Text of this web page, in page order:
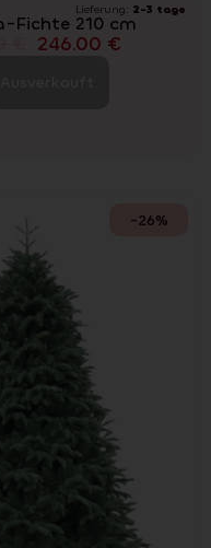
Lieferung: 2-3 tage
Fichte 210 cm
246.00 €
-26%